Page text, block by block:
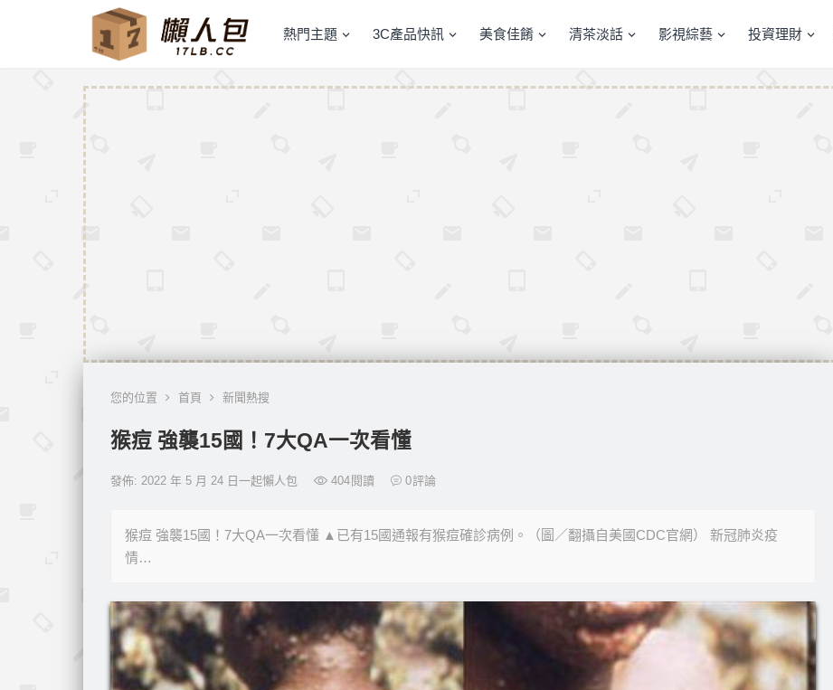
熱門主題 3C產品快訊 美食佳餚 清茶淡話 影視綜藝 投資理財
您的位置 首頁 新聞熱搜
猴痘 強襲15國！7大QA一次看懂
發佈: 2022 年 5 月 24 日一起懶人包 404 閱讀 0評論
猴痘 強襲15國！7大QA一次看懂 ▲已有15國通報有猴痘確診病例。（圖／翻攝自美國CDC官網） 新冠肺炎疫
情…